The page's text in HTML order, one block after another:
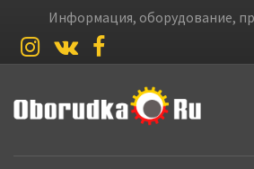
Информация, оборудование,